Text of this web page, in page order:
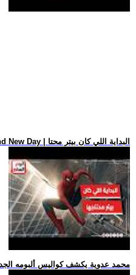
.. فيلم Spider-Man: Brand New Day | البداية اللي كان بيتر محتا
.. محمد عدوية يكشف كواليس ألبومه